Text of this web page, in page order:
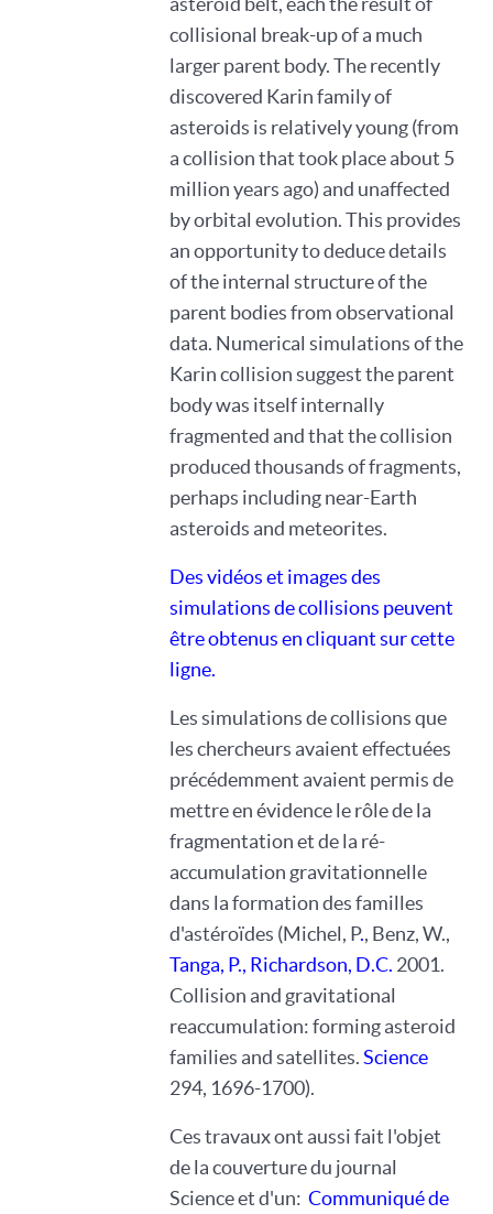
collisional break-up of a much
larger parent body. The recently
discovered Karin family of
asteroids is relatively young (from
a collision that took place about 5
million years ago) and unaffected
by orbital evolution. This provides
an opportunity to deduce details
of the internal structure of the
parent bodies from observational
data. Numerical simulations of the
Karin collision suggest the parent
body was itself internally
fragmented and that the collision
produced thousands of fragments,
perhaps including near-Earth
asteroids and meteorites.
Des vidéos et images des
simulations de collisions peuvent
être obtenus en cliquant sur cette
ligne.
Les simulations de collisions que
les chercheurs avaient effectuées
précédemment avaient permis de
mettre en évidence le rôle de la
fragmentation et de la ré-
accumulation gravitationnelle
dans la formation des familles
d'astéroïdes (Michel, P., Benz, W.,
Tanga, P., Richardson, D.C. 2001.
Collision and gravitational
reaccumulation: forming asteroid
families and satellites. Science
294, 1696-1700).
Ces travaux ont aussi fait l'objet
de la couverture du journal
Science et d'un: Communiqué de